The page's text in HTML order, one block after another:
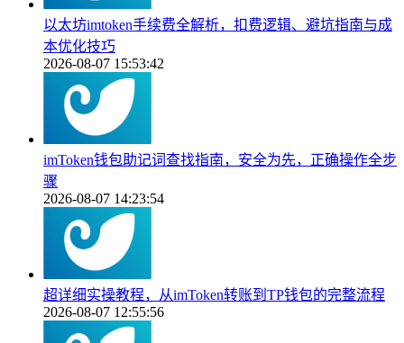
以太坊imtoken手续费全解析，扣费逻辑、避坑指南与成
本优化技巧
2026-08-07 15:53:42
imToken钱包助记词查找指南，安全为先，正确操作全步
骤
2026-08-07 14:23:54
超详细实操教程，从imToken转账到TP钱包的完整流程
2026-08-07 12:55:56